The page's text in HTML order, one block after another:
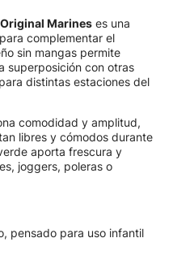
Marines es una
complementar el
sin mangas permite
superposición con otras
distintas estaciones del
comodidad y amplitud,
libres y cómodos durante
aporta frescura y
joggers, poleras o
pensado para uso infantil